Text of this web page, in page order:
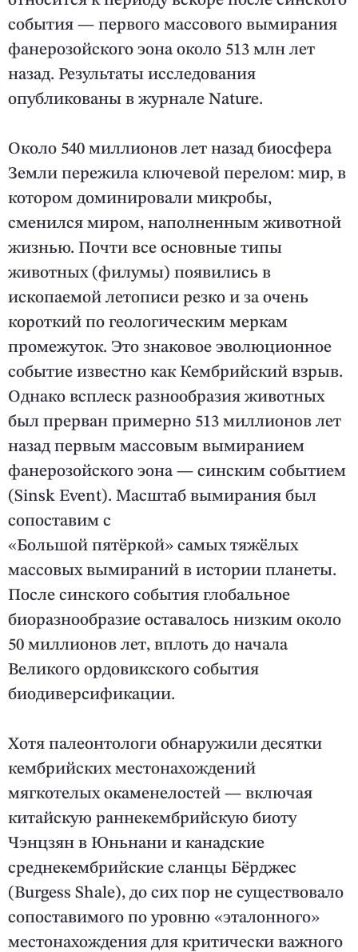
события — первого массового вымирания
фанерозойского эона около 513 млн лет
назад. Результаты исследования
опубликованы в журнале Nature.
Около 540 миллионов лет назад биосфера
Земли пережила ключевой перелом: мир, в
котором доминировали микробы,
сменился миром, наполненным животной
жизнью. Почти все основные типы
животных (филумы) появились в
ископаемой летописи резко и за очень
короткий по геологическим меркам
промежуток. Это знаковое эволюционное
событие известно как Кембрийский взрыв.
Однако всплеск разнообразия животных
был прерван примерно 513 миллионов лет
назад первым массовым вымиранием
фанерозойского эона — синским событием
(Sinsk Event). Масштаб вымирания был
сопоставим с
«Большой пятёркой» самых тяжёлых
массовых вымираний в истории планеты.
После синского события глобальное
биоразнообразие оставалось низким около
50 миллионов лет, вплоть до начала
Великого ордовикского события
биодиверсификации.
Хотя палеонтологи обнаружили десятки
кембрийских местонахождений
мягкотелых окаменелостей — включая
китайскую раннекембрийскую биоту
Чэнцзян в Юньнани и канадские
среднекембрийские сланцы Бёрджес
(Burgess Shale), до сих пор не существовало
сопоставимого по уровню «эталонного»
местонахождения для критически важного